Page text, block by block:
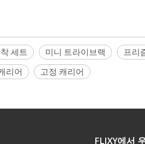
세트 미니 트라이브랙
프리
리어 고정 캐리어
FLIXY에서